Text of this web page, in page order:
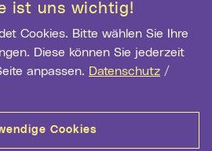
ist uns wichtig!
Diese können Sie jederzeit
anpassen. Datenschutz /
Cookies
Datenschutz